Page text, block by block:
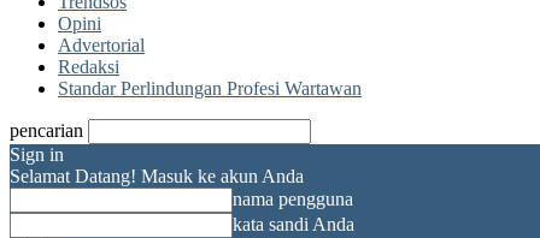
Opini
Advertorial
Redaksi
Standar Perlindungan Profesi Wartawan
pencarian
Sign in
Selamat Datang! Masuk ke akun Anda
nama pengguna
kata sandi Anda